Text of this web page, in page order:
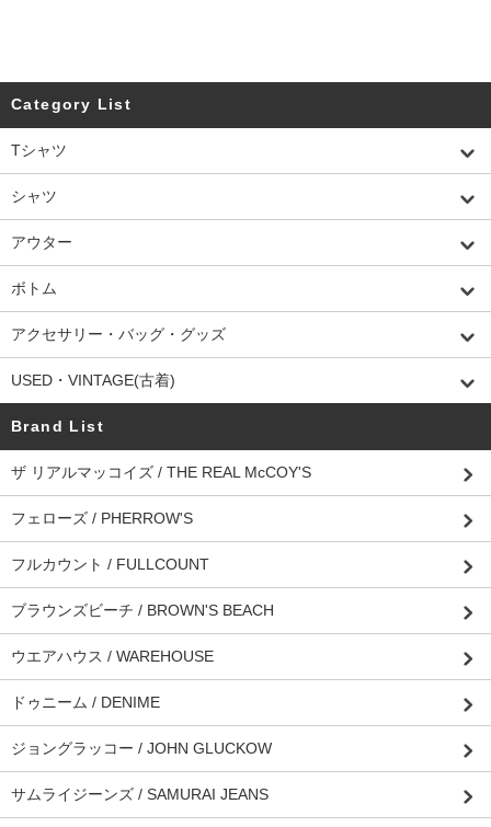
Category List
Tシャツ
シャツ
アウター
ボトム
アクセサリー・バッグ・グッズ
USED・VINTAGE(古着)
Brand List
ザ リアルマッコイズ / THE REAL McCOY'S
フェローズ / PHERROW'S
フルカウント / FULLCOUNT
ブラウンズビーチ / BROWN'S BEACH
ウエアハウス / WAREHOUSE
ドゥニーム / DENIME
ジョングラッコー / JOHN GLUCKOW
サムライジーンズ / SAMURAI JEANS